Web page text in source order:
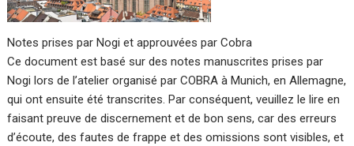
Notes prises par Nogi et approuvées par Cobra
Ce document est basé sur des notes manuscrites prises par
Nogi lors de l’atelier organisé par COBRA à Munich, en Allemagne,
qui ont ensuite été transcrites. Par conséquent, veuillez le lire en
faisant preuve de discernement et de bon sens, car des erreurs
d’écoute, des fautes de frappe et des omissions sont visibles, et